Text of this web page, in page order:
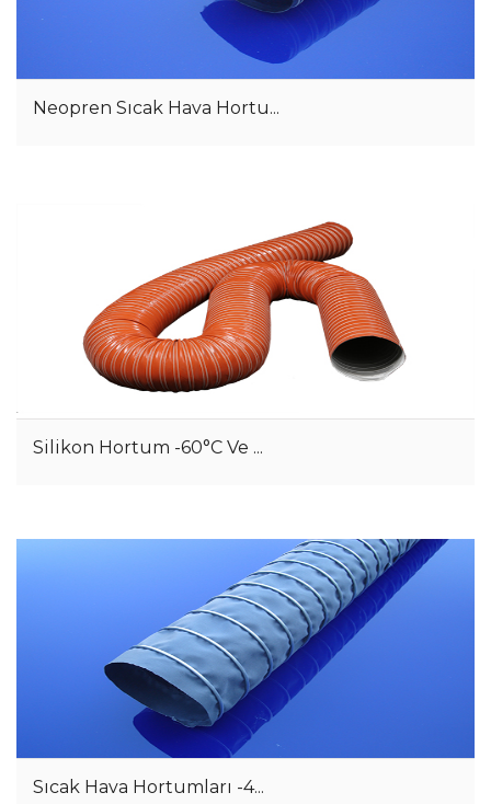
Neopren Sıcak Hava Hortu...
Silikon Hortum -60°C Ve ...
Sıcak Hava Hortumları -4...